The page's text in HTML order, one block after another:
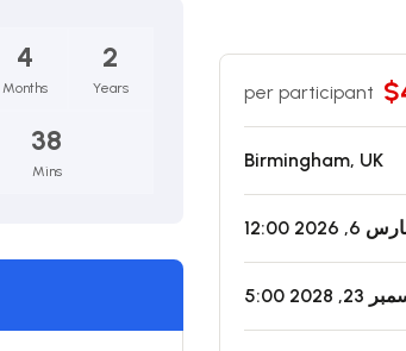
per participant
Birmingham, UK
6, 2026
23, 2028
2
Years
4
Months
38
Mins